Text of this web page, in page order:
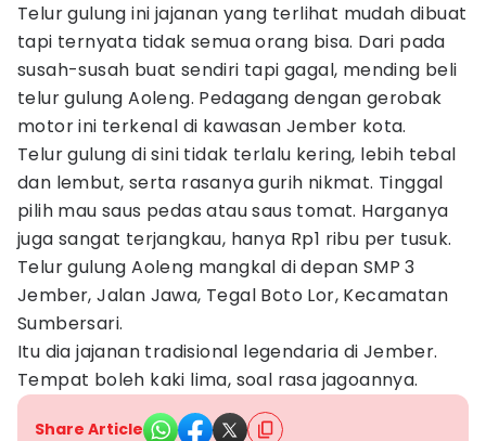
Telur gulung ini jajanan yang terlihat mudah dibuat
tapi ternyata tidak semua orang bisa. Dari pada
susah-susah buat sendiri tapi gagal, mending beli
telur gulung Aoleng. Pedagang dengan gerobak
motor ini terkenal di kawasan Jember kota.
Telur gulung di sini tidak terlalu kering, lebih tebal
dan lembut, serta rasanya gurih nikmat. Tinggal
pilih mau saus pedas atau saus tomat. Harganya
juga sangat terjangkau, hanya Rp1 ribu per tusuk.
Telur gulung Aoleng mangkal di depan SMP 3
Jember, Jalan Jawa, Tegal Boto Lor, Kecamatan
Sumbersari.
Itu dia jajanan tradisional legendaria di Jember.
Tempat boleh kaki lima, soal rasa jagoannya.
Share Article